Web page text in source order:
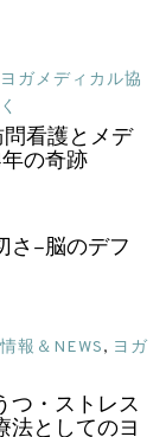
ヨガメディカル協
看護とメデ
の奇跡
さ–脳のデフ
報＆NEWS, ヨガ
つ・ストレス
法としてのヨ